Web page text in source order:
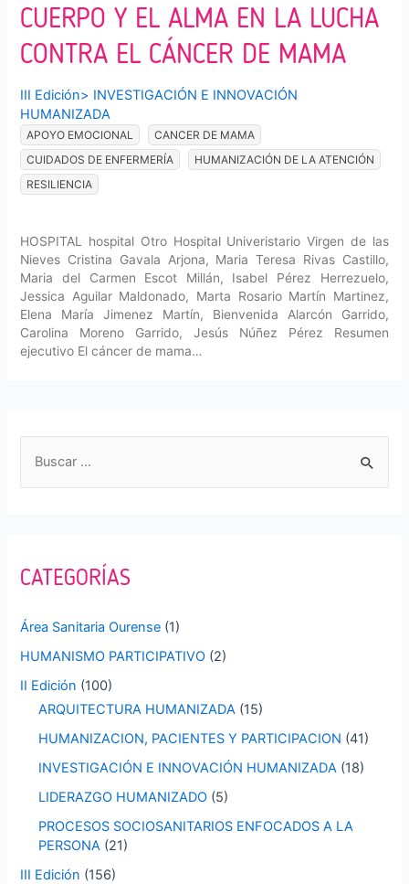
CUERPO Y EL ALMA EN LA LUCHA
CONTRA EL CÁNCER DE MAMA
III Edición> INVESTIGACIÓN E INNOVACIÓN
HUMANIZADA
APOYO EMOCIONAL
CANCER DE MAMA
CUIDADOS DE ENFERMERÍA
HUMANIZACIÓN DE LA ATENCIÓN
RESILIENCIA
HOSPITAL hospital Otro Hospital Univeristario Virgen de las
Nieves Cristina Gavala Arjona, Maria Teresa Rivas Castillo,
Maria del Carmen Escot Millán, Isabel Pérez Herrezuelo,
Jessica Aguilar Maldonado, Marta Rosario Martín Martinez,
Elena María Jimenez Martín, Bienvenida Alarcón Garrido,
Carolina Moreno Garrido, Jesús Núñez Pérez Resumen
ejecutivo El cáncer de mama…
r
o
r
:
CATEGORÍAS
Área Sanitaria Ourense (1)
HUMANISMO PARTICIPATIVO (2)
II Edición (100)
ARQUITECTURA HUMANIZADA (15)
HUMANIZACION, PACIENTES Y PARTICIPACION (41)
INVESTIGACIÓN E INNOVACIÓN HUMANIZADA (18)
LIDERAZGO HUMANIZADO (5)
PROCESOS SOCIOSANITARIOS ENFOCADOS A LA
PERSONA (21)
III Edición (156)